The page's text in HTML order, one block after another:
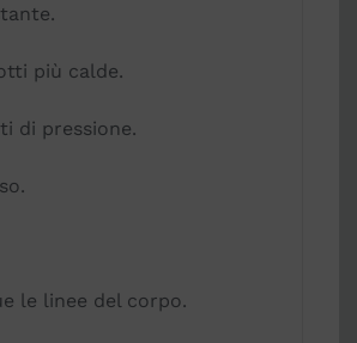
più calde.
di pressione.
le linee del corpo.